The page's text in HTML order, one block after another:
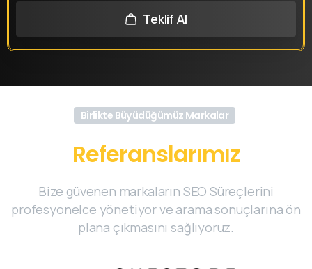
Teklif Al
Birlikte Büyüdüğümüz Markalar
Referanslarımız
Bize güvenen markaların SEO Süreçlerini
profesyonelce yönetiyor ve arama sonuçlarına ön
plana çıkmasını sağlıyoruz.